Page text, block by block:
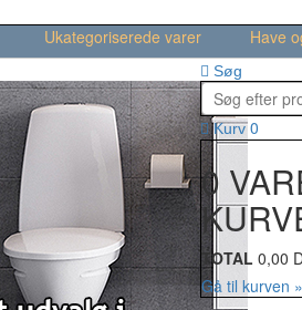
Ukategoriserede varer Have
Søg
Kurv 0
0
TOTAL 0,00
Gå til kurven »